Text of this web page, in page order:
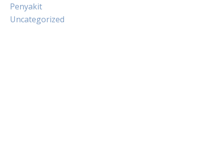
Penyakit
Uncategorized